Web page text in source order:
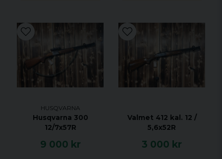
HUSQVARNA
Husqvarna 300
12/7x57R
9 000 kr
Valmet 412 kal. 12 /
5,6x52R
3 000 kr